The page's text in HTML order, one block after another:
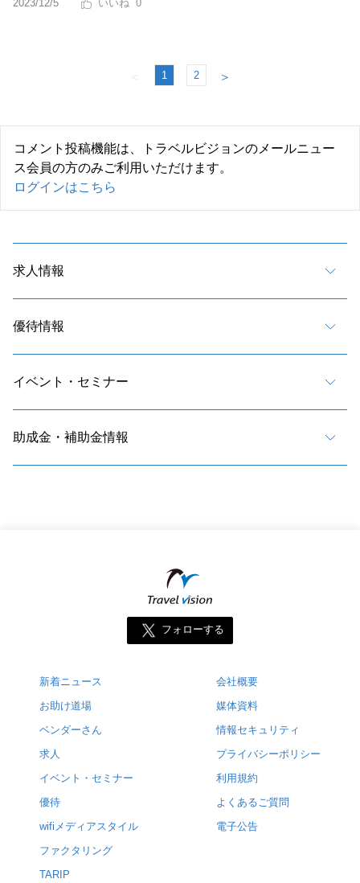
2023/12/5 0
＜ 1 2 ＞
コメント投稿機能は、トラベルビジョンのメールニュー
ス会員の方のみご利用いただけます。
ログインはこちら
求人情報
優待情報
イベント・セミナー
助成金・補助金情報
フォローする
新着ニュース
お助け道場
ベンダーさん
求人
イベント・セミナー
優待
wifiメディアスタイル
ファクタリング
TARIP
会社概要
媒体資料
情報セキュリティ
プライバシーポリシー
利用規約
よくあるご質問
電子公告